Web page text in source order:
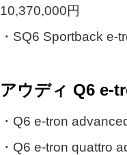
10,370,000円
・SQ6 Sportback
アウディ Q6 e-
・Q6 e-tron
・Q6 e-tron quattro